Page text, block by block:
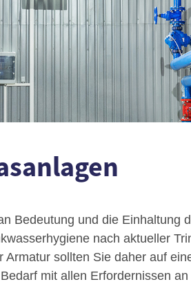
Bedeutung und die Einhaltung
nach aktueller
sollten Sie daher auf
mit allen Erfordernissen